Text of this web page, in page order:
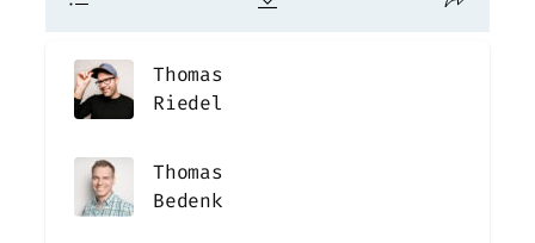
Thomas
Riedel
Thomas
Bedenk